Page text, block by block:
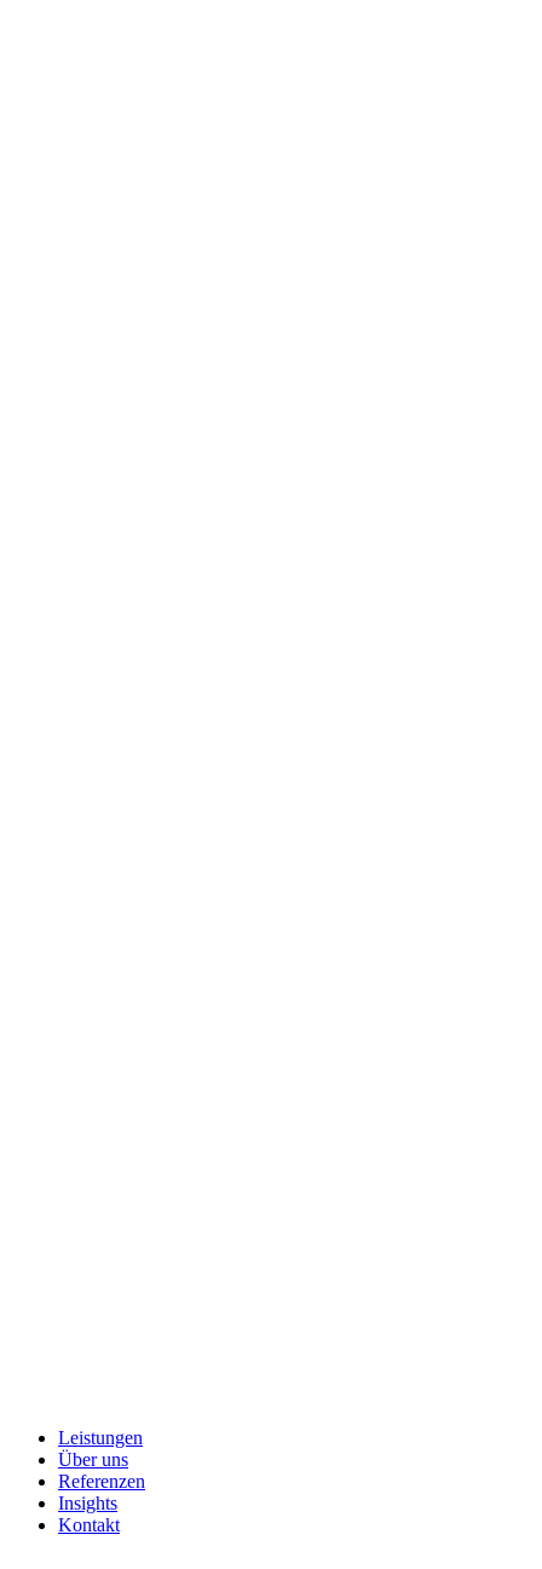
Leistungen
Über uns
Referenzen
Insights
Kontakt